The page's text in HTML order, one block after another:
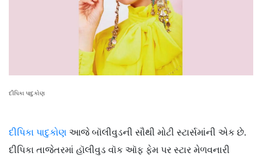
દીપિકા પાદુકોણ
દીપિકા પાદુકોણ આજે બૉલીવુડની સૌથી મોટી સ્ટાર્સમાંની એક છે.
દીપિકા તાજેતરમાં હૉલીવુડ વૉક ઑફ ફેમ પર સ્ટાર મેળવનારી